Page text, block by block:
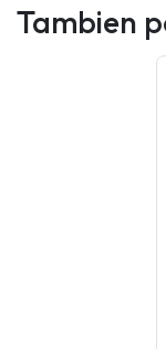
Tambien